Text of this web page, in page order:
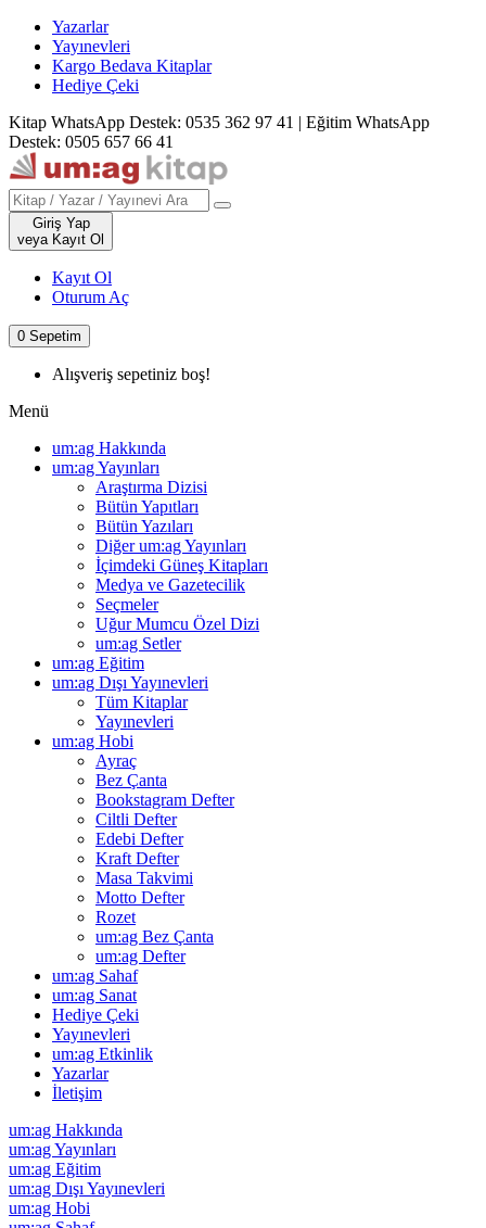
Yazarlar
Yayınevleri
Kargo Bedava Kitaplar
Hediye Çeki
Kitap WhatsApp Destek: 0535 362 97 41 | Eğitim WhatsApp
Destek: 0505 657 66 41
Giriş Yap
veya Kayıt Ol
Kayıt Ol
Oturum Aç
0 Sepetim
Alışveriş sepetiniz boş!
Menü
um:ag Hakkında
um:ag Yayınları
Araştırma Dizisi
Bütün Yapıtları
Bütün Yazıları
Diğer um:ag Yayınları
İçimdeki Güneş Kitapları
Medya ve Gazetecilik
Seçmeler
Uğur Mumcu Özel Dizi
um:ag Setler
um:ag Eğitim
um:ag Dışı Yayınevleri
Tüm Kitaplar
Yayınevleri
um:ag Hobi
Ayraç
Bez Çanta
Bookstagram Defter
Ciltli Defter
Edebi Defter
Kraft Defter
Masa Takvimi
Motto Defter
Rozet
um:ag Bez Çanta
um:ag Defter
um:ag Sahaf
um:ag Sanat
Hediye Çeki
Yayınevleri
um:ag Etkinlik
Yazarlar
İletişim
um:ag Hakkında
um:ag Yayınları
um:ag Eğitim
um:ag Dışı Yayınevleri
um:ag Hobi